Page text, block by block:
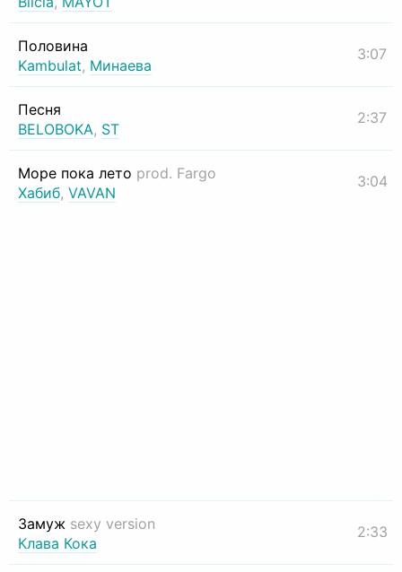
Половина
Kambulat, Минаева
3:07
Песня
BELOBOKA, ST
2:37
Море пока лето prod. Fargo
Хабиб, VAVAN
3:04
Замуж sexy version
Клава Кока
2:33